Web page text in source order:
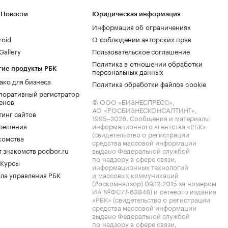
продукты РБК
для бизнеса
регистратор
сайтов
знакомств podbor.ru
управления РБК
Юридическая информация
Информация об ограничениях
О соблюдении авторских прав
Пользовательское соглашение
Политика в отношении обработки
персональных данных
Политика обработки файлов cookie
© ООО «БИЗНЕСПРЕСС»,
АО «РОСБИЗНЕСКОНСАЛТИНГ»,
1995–2026. Сообщения и материалы
информационного агентства «РБК»
(свидетельство о регистрации
средства массовой информации
выдано Федеральной службой
по надзору в сфере связи,
информационных технологий
и массовых коммуникаций
(Роскомнадзор) 09.12.2015 за номером
ИА №ФС77-63848) и сетевого издания
«РБК» (свидетельство о регистрации
средства массовой информации
выдано Федеральной службой
по надзору в сфере связи,